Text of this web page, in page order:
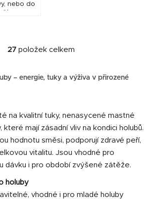
nebo do
pro
O
l
c
í
p
r
v
v
27 položek celkem
– energie, tuky a výživa v přirozené
na kvalitní tuky, nenasycené mastné
které mají zásadní vliv na kondici holubů.
hodnotu směsi, podporují zdravé peří,
vitalitu. Jsou vhodné pro
dávku i pro období zvýšené zátěže.
holuby
vhodné i pro mladé holuby